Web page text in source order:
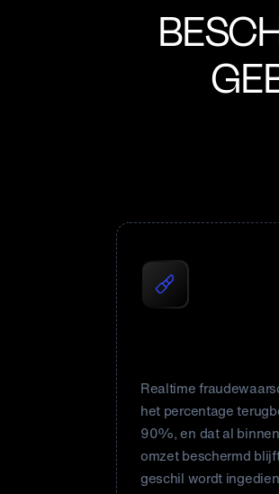
Realtime
het percentage
90%, en dat al
omzet beschermd
geschil wordt